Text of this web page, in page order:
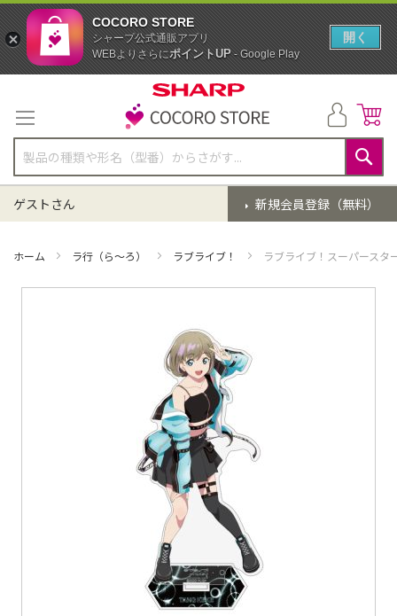
テ
ン
ツ
に
ス
キ
ッ
検
索
新規会員登録（無料）
ゲストさん
ホーム ラ行（ら～ろ） ラブライブ！ ラブライブ！スーパース
COCORO STORE
シャープ公式通販アプリ
WEBよりさらにポイントUP- Google Play
開く